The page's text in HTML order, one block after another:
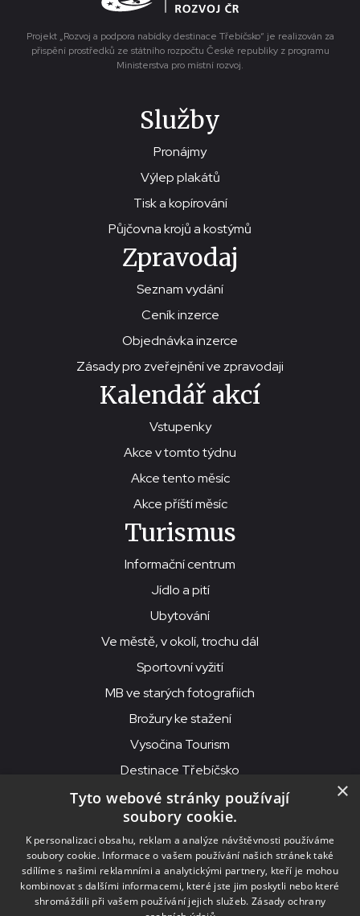
Projekt „Rozvoj a podpora nabídky destinace Třebíčsko“ je realizován za
přispění prostředků ze státního rozpočtu České republiky z programu
Ministerstva pro místní rozvoj.
Služby
Pronájmy
Výlep plakátů
Tisk a kopírování
Půjčovna krojů a kostýmů
Zpravodaj
Seznam vydání
Ceník inzerce
Objednávka inzerce
Zásady pro zveřejnění ve zpravodaji
Kalendář akcí
Vstupenky
Akce v tomto týdnu
Akce tento měsíc
Akce příští měsíc
Turismus
Informační centrum
Jídlo a pití
Ubytování
Ve městě, v okolí, trochu dál
Sportovní vyžití
MB ve starých fotografiích
Brožury ke stažení
Vysočina Tourism
Destinace Třebíčsko
© 2026MKS Beseda Mor. Budějovice
MKS Beseda, příspěvková organizace, Purcnerova 62, 676 02
Moravské Budějovice
IČO: 00091758, DIČ: CZ00091758, ID datové schránky: chjn2kd
×
Tyto webové stránky používají
soubory cookie.
K personalizaci obsahu, reklam a analýze návštěvnosti používáme
soubory cookie. Informace o vašem používání našich stránek také
sdílíme s našimi reklamními a analytickými partnery, kteří je mohou
kombinovat s dalšími informacemi, které jste jim poskytli nebo které
shromáždili při vašem používání jejich služeb. Zásady ochrany